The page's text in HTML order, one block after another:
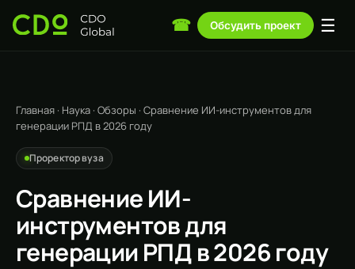
☎ Обсудить проект ☰
Главная · Наука · Обзоры · Сравнение ИИ-инструментов для
генерации РПД в 2026 году
Проректор вуза
Сравнение ИИ-
инструментов для
генерации РПД в 2026 году